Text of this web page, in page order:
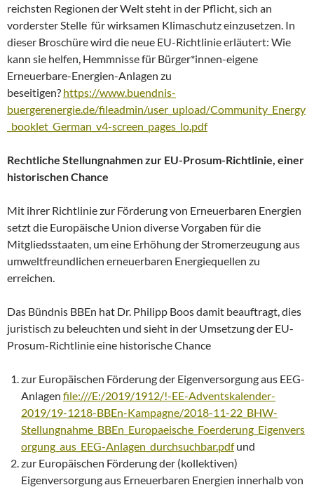
reichsten Regionen der Welt steht in der Pflicht, sich an
vorderster Stelle für wirksamen Klimaschutz einzusetzen. In
dieser Broschüre wird die neue EU-Richtlinie erläutert: Wie
kann sie helfen, Hemmnisse für Bürger*innen-eigene
Erneuerbare-Energien-Anlagen zu
beseitigen? https://www.buendnis-
buergerenergie.de/fileadmin/user_upload/Community_Energy
_booklet_German_v4-screen_pages_lo.pdf
Rechtliche Stellungnahmen zur EU-Prosum-Richtlinie, einer
historischen Chance
Mit ihrer Richtlinie zur Förderung von Erneuerbaren Energien
setzt die Europäische Union diverse Vorgaben für die
Mitgliedsstaaten, um eine Erhöhung der Stromerzeugung aus
umweltfreundlichen erneuerbaren Energiequellen zu
erreichen.
Das Bündnis BBEn hat Dr. Philipp Boos damit beauftragt, dies
juristisch zu beleuchten und sieht in der Umsetzung der EU-
Prosum-Richtlinie eine historische Chance
zur Europäischen Förderung der Eigenversorgung aus EEG-
Anlagen file:///E:/2019/1912/!-EE-Adventskalender-
2019/19-1218-BBEn-Kampagne/2018-11-22_BHW-
Stellungnahme_BBEn_Europaeische_Foerderung_Eigenvers
orgung_aus_EEG-Anlagen_durchsuchbar.pdfund
zur Europäischen Förderung der (kollektiven)
Eigenversorgung aus Erneuerbaren Energien innerhalb von